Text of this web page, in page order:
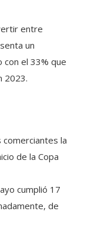
un
el 33% que
2023.
de la Copa
cumplió 17
de